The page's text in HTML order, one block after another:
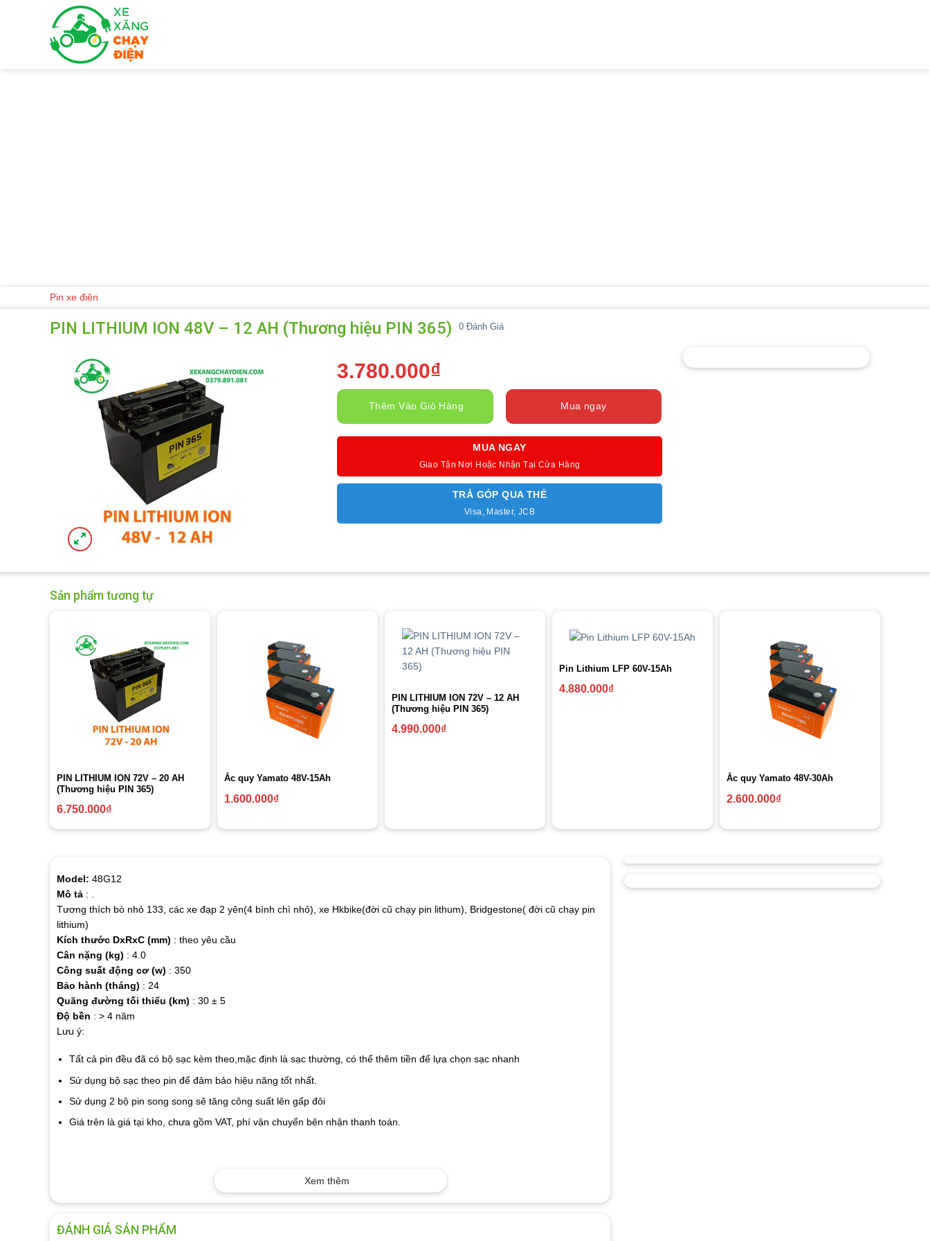
Pin xe điện
PIN LITHIUM ION 48V – 12 AH (Thương hiệu PIN 365) 0 Đánh Giá
3.780.000₫
Thêm Vào Giỏ Hàng Mua ngay
MUA NGAY
Giao Tận Nơi Hoặc Nhận Tại Cửa Hàng
TRẢ GÓP QUA THẺ
Visa, Master, JCB
Sản phẩm tương tự
PIN LITHIUM ION 72V – 20 AH
(Thương hiệu PIN 365)
6.750.000₫
Ắc quy Yamato 48V-15Ah
1.600.000₫
PIN LITHIUM ION 72V – 12 AH
(Thương hiệu PIN 365)
4.990.000₫
Pin Lithium LFP 60V-15Ah
4.880.000₫
Ắc quy Yamato 48V-30Ah
2.600.000₫
Model: 48G12
Mô tả: .
Tương thích bò nhỏ 133, các xe đạp 2 yên(4 bình chì nhỏ), xe Hkbike(đời cũ chạy pin lithum), Bridgestone( đời cũ chạy pin
lithium)
Kích thước DxRxC (mm) : theo yêu cầu
Cân nặng (kg) : 4.0
Công suất động cơ (w) : 350
Bảo hành (tháng) : 24
Quãng đường tối thiểu (km) : 30 ± 5
Độ bền : > 4 năm
Lưu ý:
Tất cả pin đều đã có bộ sạc kèm theo,mặc định là sạc thường, có thể thêm tiền để lựa chọn sạc nhanh
Sử dụng bộ sạc theo pin để đảm bảo hiệu năng tốt nhất.
Sử dụng 2 bộ pin song song sẽ tăng công suất lên gấp đôi
Giá trên là giá tại kho, chưa gồm VAT, phí vận chuyển bên nhận thanh toán.
Xem thêm
ĐÁNH GIÁ SẢN PHẨM